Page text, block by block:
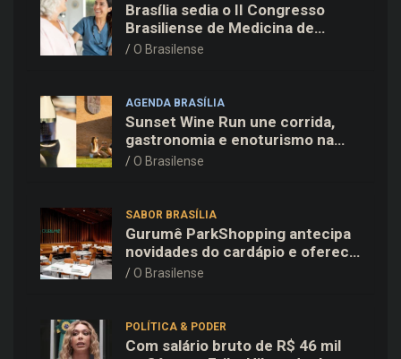
Brasília sedia o II Congresso
Brasiliense de Medicina de
Família e Comunidade na Fiocruz
O Brasilense
AGENDA BRASÍLIA
Sunset Wine Run une corrida,
gastronomia e enoturismo na
Vinícola Brasília
O Brasilense
SABOR BRASÍLIA
Gurumê ParkShopping antecipa
novidades do cardápio e oferece
25% de desconto no delivery
O Brasilense
POLÍTICA & PODER
Com salário bruto de R$ 46 mil